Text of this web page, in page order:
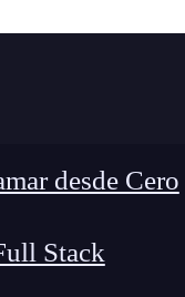
desde Cero
Stack